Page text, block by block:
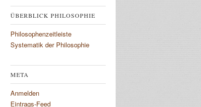
ÜBERBLICK PHILOSOPHIE
Philosophenzeitleiste
Systematik der Philosophie
META
Anmelden
Eintrags-Feed